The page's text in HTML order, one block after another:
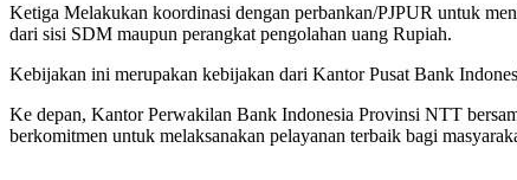
Ketiga Melakukan koordinasi dengan perbankan/PJPUR untuk
dari sisi SDM maupun perangkat pengolahan uang Rupiah.
Kebijakan ini merupakan kebijakan dari Kantor Pusat Bank
Ke depan, Kantor Perwakilan Bank Indonesia Provinsi NTT
berkomitmen untuk melaksanakan pelayanan terbaik bagi